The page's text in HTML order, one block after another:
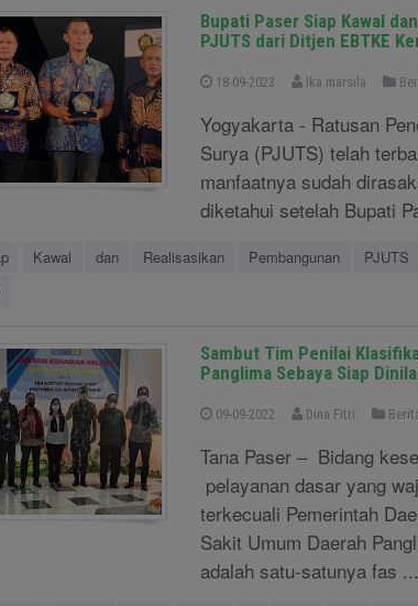
Bupati Paser Siap Kawal
PJUTS dari Ditjen EBTKE
18-09-2023 Ika marsila
Yogyakarta - Ratusan
Surya (PJUTS) telah
manfaatnya sudah
diketahui setelah Bupati
Kawal dan Realisasikan Pembangunan PJUTS
Sambut Tim Penilai
Panglima Sebaya Siap
09-09-2022 Dina Fitri
Tana Paser – Bidang
pelayanan dasar yang
terkecuali Pemerintah
Sakit Umum Daerah
adalah satu-satunya fas